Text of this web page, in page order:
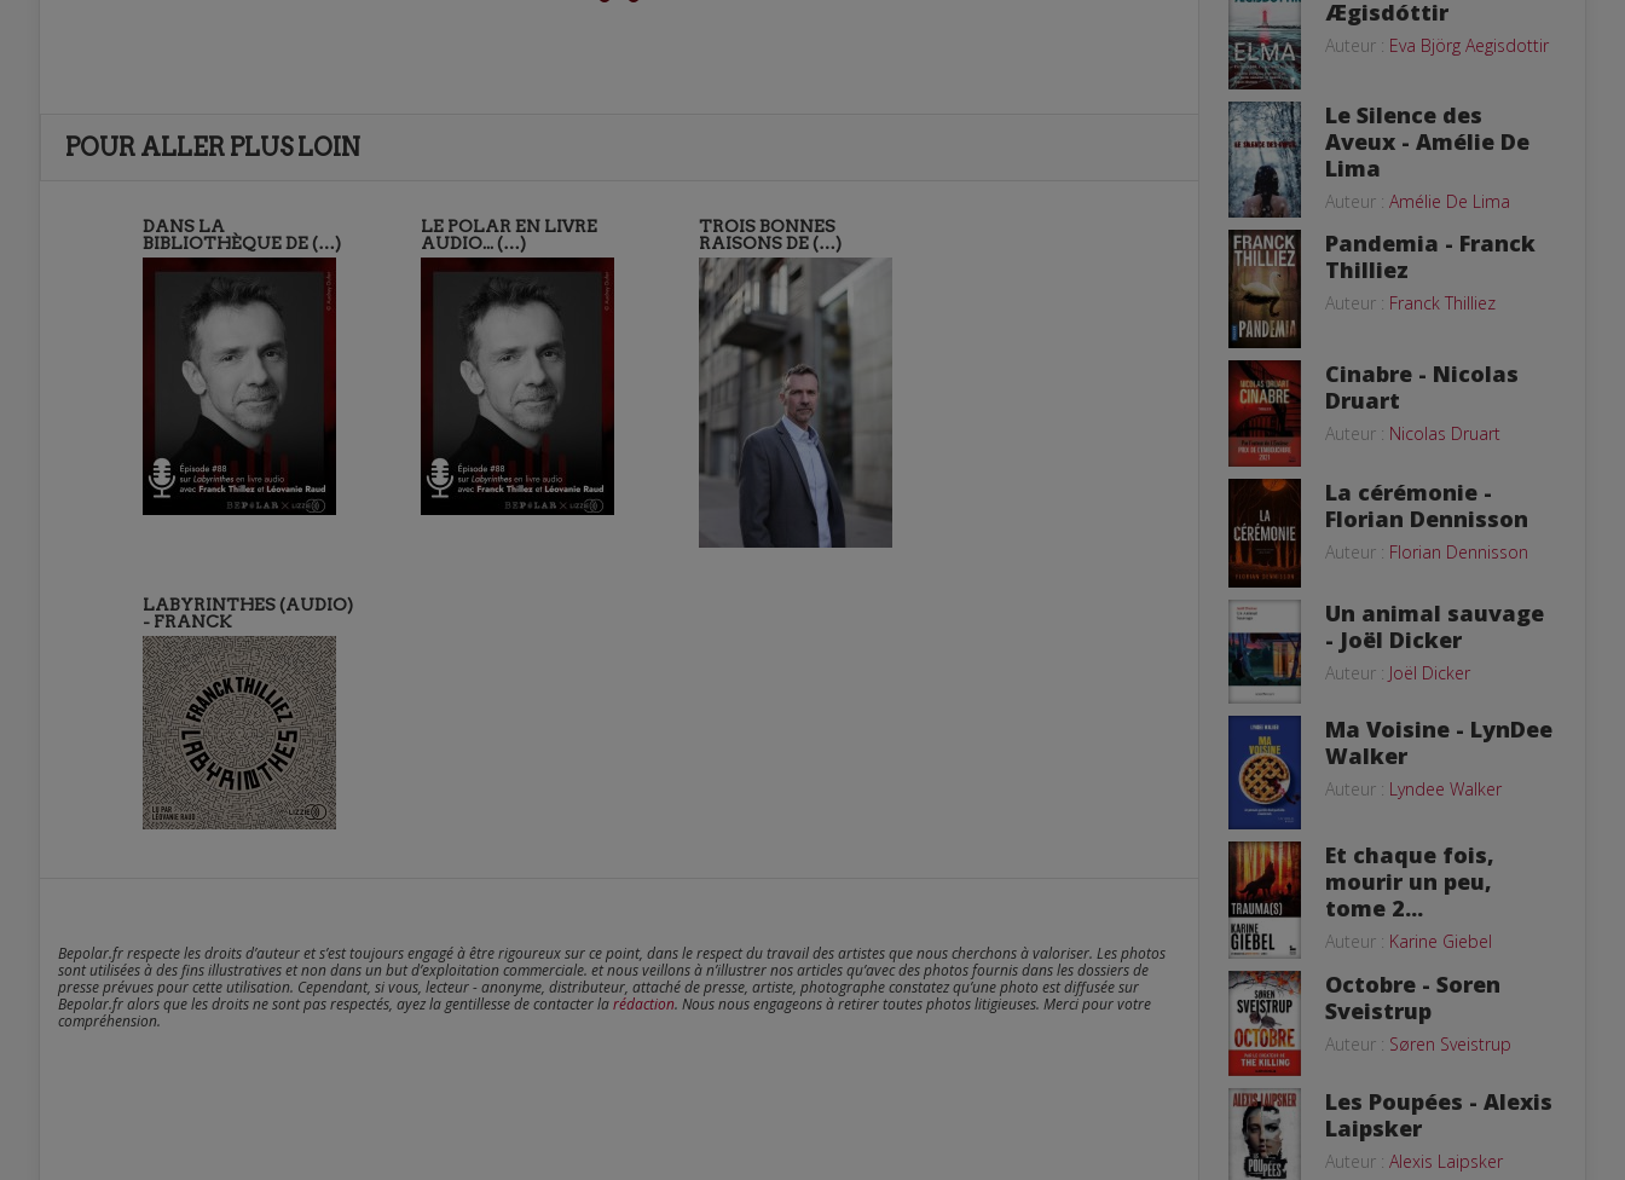
POUR ALLER PLUS LOIN
DANS LA
BIBLIOTHÈQUE DE (…)
LE POLAR EN LIVRE
AUDIO... (…)
TROIS BONNES
RAISONS DE (…)
LABYRINTHES (AUDIO)
- FRANCK
Bepolar.fr respecte les droits d’auteur et s’est toujours engagé à être rigoureux sur ce point, dans le respect du travail des artistes que nous cherchons à valoriser. Les photos
sont utilisées à des fins illustratives et non dans un but d’exploitation commerciale. et nous veillons à n’illustrer nos articles qu’avec des photos fournis dans les dossiers de
presse prévues pour cette utilisation. Cependant, si vous, lecteur - anonyme, distributeur, attaché de presse, artiste, photographe constatez qu’une photo est diffusée sur
Bepolar.fr alors que les droits ne sont pas respectés, ayez la gentillesse de contacter larédaction. Nous nous engageons à retirer toutes photos litigieuses. Merci pour votre
compréhension.
Ægisdóttir
Auteur : Eva Björg Aegisdottir
Le Silence des
Aveux - Amélie De
Lima
Auteur : Amélie De Lima
Pandemia - Franck
Thilliez
Auteur : Franck Thilliez
Cinabre - Nicolas
Druart
Auteur : Nicolas Druart
La cérémonie -
Florian Dennisson
Auteur : Florian Dennisson
Un animal sauvage
- Joël Dicker
Auteur : Joël Dicker
Ma Voisine - LynDee
Walker
Auteur : Lyndee Walker
Et chaque fois,
mourir un peu,
tome 2...
Auteur : Karine Giebel
Octobre - Soren
Sveistrup
Auteur : Søren Sveistrup
Les Poupées - Alexis
Laipsker
Auteur : Alexis Laipsker